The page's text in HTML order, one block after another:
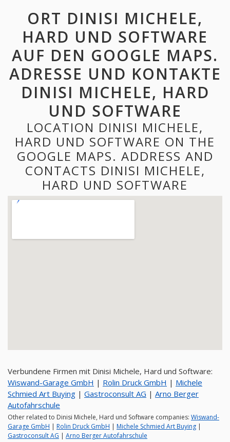
ORT DINISI MICHELE,
HARD UND SOFTWARE
AUF DEN GOOGLE MAPS.
ADRESSE UND KONTAKTE
DINISI MICHELE, HARD
UND SOFTWARE
LOCATION DINISI MICHELE,
HARD UND SOFTWARE ON THE
GOOGLE MAPS. ADDRESS AND
CONTACTS DINISI MICHELE,
HARD UND SOFTWARE
Verbundene Firmen mit Dinisi Michele, Hard und Software:
Wiswand-Garage GmbH | Rolin Druck GmbH | Michele
Schmied Art Buying | Gastroconsult AG | Arno Berger
Autofahrschule
Other related to Dinisi Michele, Hard und Software companies: Wiswand-
Garage GmbH | Rolin Druck GmbH | Michele Schmied Art Buying |
Gastroconsult AG | Arno Berger Autofahrschule